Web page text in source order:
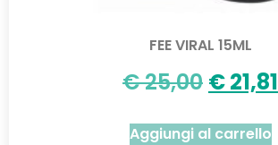
FEE VIRAL 15ML
€25,00 €21,81
Aggiungi al carrello